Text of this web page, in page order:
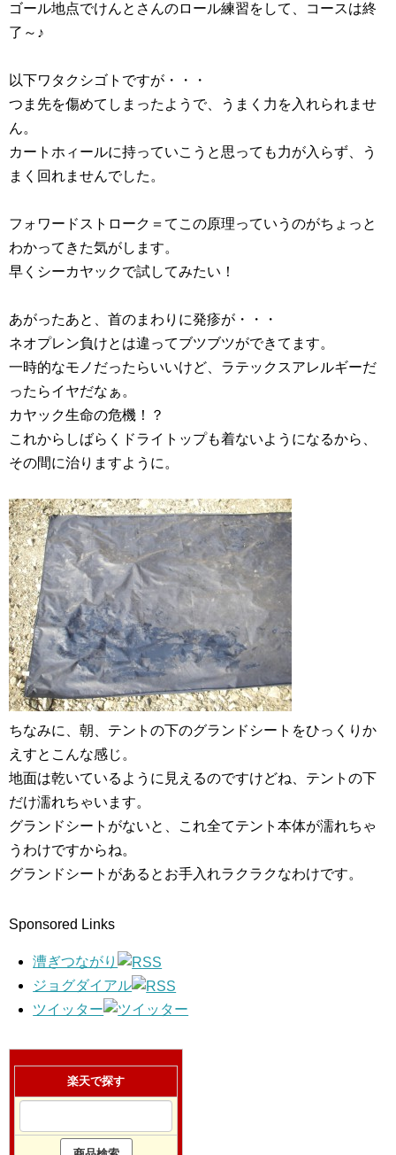
ゴール地点でけんとさんのロール練習をして、コースは終
了～♪
以下ワタクシゴトですが・・・
つま先を傷めてしまったようで、うまく力を入れられませ
ん。
カートホィールに持っていこうと思っても力が入らず、う
まく回れませんでした。
フォワードストローク＝てこの原理っていうのがちょっと
わかってきた気がします。
早くシーカヤックで試してみたい！
あがったあと、首のまわりに発疹が・・・
ネオプレン負けとは違ってブツブツができてます。
一時的なモノだったらいいけど、ラテックスアレルギーだ
ったらイヤだなぁ。
カヤック生命の危機！？
これからしばらくドライトップも着ないようになるから、
その間に治りますように。
ちなみに、朝、テントの下のグランドシートをひっくりか
えすとこんな感じ。
地面は乾いているように見えるのですけどね、テントの下
だけ濡れちゃいます。
グランドシートがないと、これ全てテント本体が濡れちゃ
うわけですからね。
グランドシートがあるとお手入れラクラクなわけです。
Sponsored Links
漕ぎつながり
ジョグダイアル
ツイッター
楽天で探す